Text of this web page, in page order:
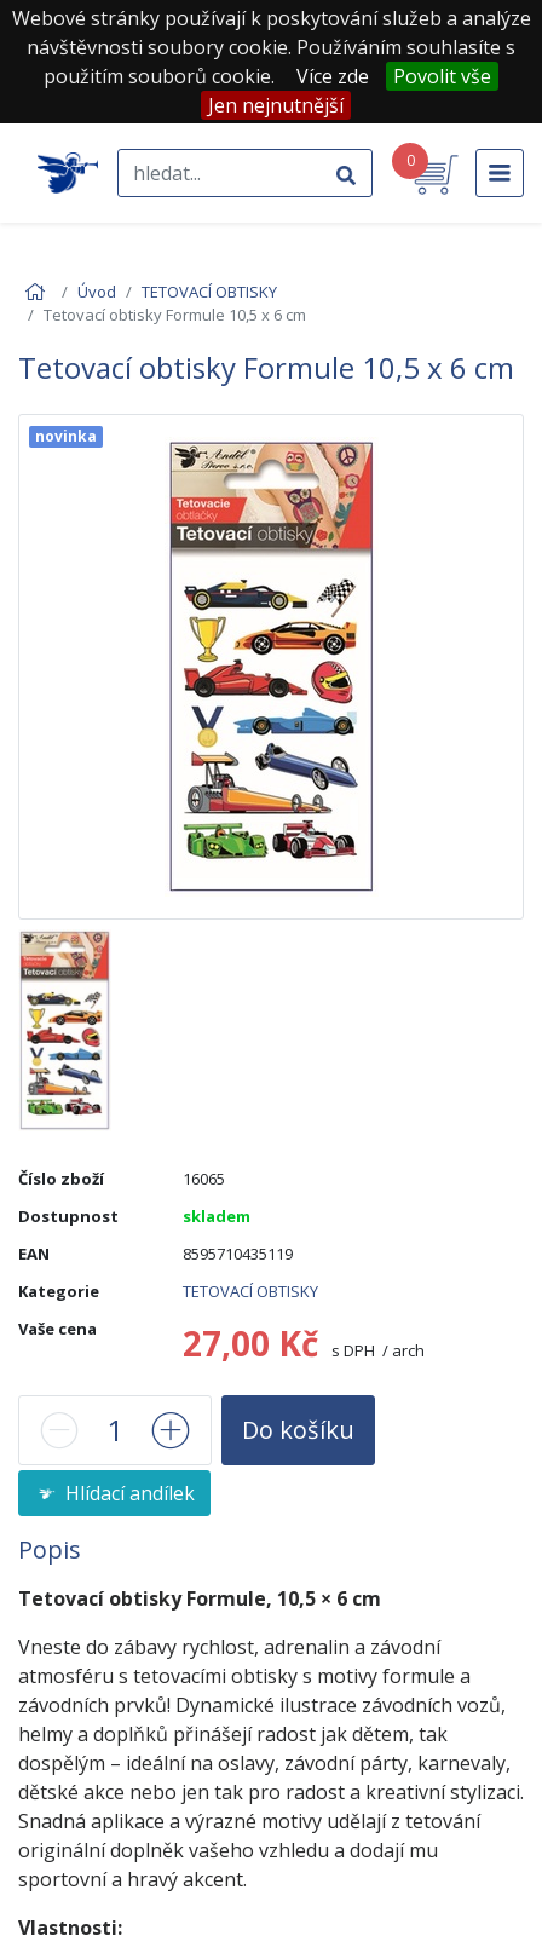
Webové stránky používají k poskytování služeb a analýze
návštěvnosti soubory cookie. Používáním souhlasíte s
použitím souborů cookie.
Více zde
Povolit vše
Jen nejnutnější
0
Úvod
TETOVACÍ OBTISKY
Tetovací obtisky Formule 10,5 x 6 cm
Tetovací obtisky Formule 10,5 x 6 cm
novinka
Číslo zboží
16065
Dostupnost
skladem
EAN
8595710435119
Kategorie
TETOVACÍ OBTISKY
Vaše cena
27,00 Kč s DPH / arch
Do košíku
Hlídací andílek
Popis
Tetovací obtisky Formule, 10,5 × 6 cm
Vneste do zábavy rychlost, adrenalin a závodní
atmosféru s tetovacími obtisky s motivy formule a
závodních prvků! Dynamické ilustrace závodních vozů,
helmy a doplňků přinášejí radost jak dětem, tak
dospělým – ideální na oslavy, závodní párty, karnevaly,
dětské akce nebo jen tak pro radost a kreativní stylizaci.
Snadná aplikace a výrazné motivy udělají z tetování
originální doplněk vašeho vzhledu a dodají mu
sportovní a hravý akcent.
Vlastnosti: